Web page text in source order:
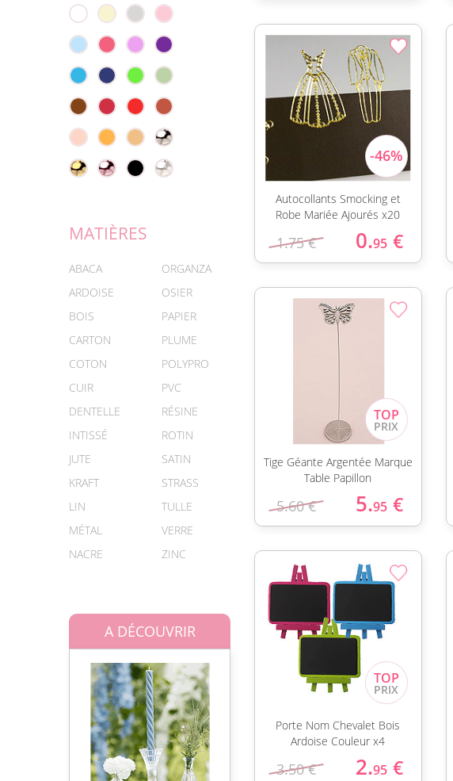
MATIÈRES
ABACA
ARDOISE
BOIS
CARTON
COTON
CUIR
DENTELLE
INTISSÉ
JUTE
KRAFT
LIN
MÉTAL
NACRE
ORGANZA
OSIER
PAPIER
PLUME
POLYPRO
PVC
RÉSINE
ROTIN
SATIN
STRASS
TULLE
VERRE
ZINC
A DÉCOUVRIR
Autocollants Smocking et
Robe Mariée Ajourés x20
1.75 € 0.95 €
Tige Géante Argentée Marque
Table Papillon
5.60 € 5.95 €
Porte Nom Chevalet Bois
Ardoise Couleur x4
3.50 € 2.95 €